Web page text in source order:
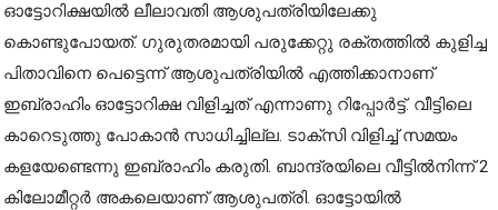
ഓട്ടോറിക്ഷയിൽ ലീലാവതി ആശുപത്രിയിലേക്കു
കൊണ്ടുപോയത്. ഗുരുതരമായി പരുക്കേറ്റു രക്തത്തിൽ കുളിച്ച
പിതാവിനെ പെട്ടെന്ന് ആശുപത്രിയിൽ എത്തിക്കാനാണ്
ഇബ്രാഹിം ഓട്ടോറിക്ഷ വിളിച്ചത് എന്നാണു റിപ്പോർട്ട്. വീട്ടിലെ
കാറെടുത്തു പോകാൻ സാധിച്ചില്ല. ടാക്സി വിളിച്ച് സമയം
കളയേണ്ടെന്നു ഇബ്രാഹിം കരുതി. ബാന്ദ്രയിലെ വീട്ടിൽനിന്ന് 2
കിലോമീറ്റർ അകലെയാണ് ആശുപത്രി. ഓട്ടോയിൽ